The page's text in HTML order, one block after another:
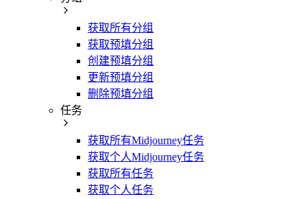
获取所有分组
获取预填分组
创建预填分组
更新预填分组
删除预填分组
任务
获取所有Midjourney任务
获取个人Midjourney任务
获取所有任务
获取个人任务